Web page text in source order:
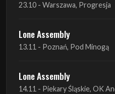
23.10 - Warszawa, Progresja
Lone Assembly
13.11 - Poznań, Pod Minogą
Lone Assembly
14.11 - Piekary Śląskie, OK